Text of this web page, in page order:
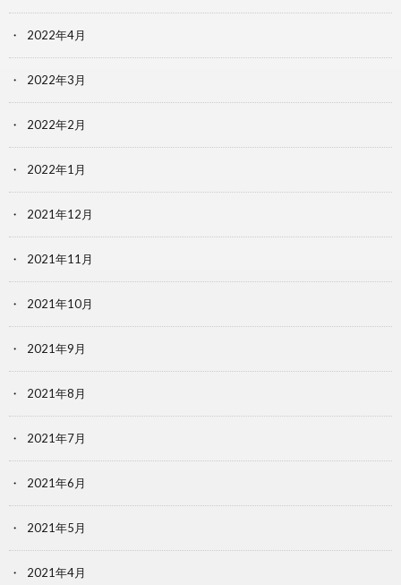
2022年4月
2022年3月
2022年2月
2022年1月
2021年12月
2021年11月
2021年10月
2021年9月
2021年8月
2021年7月
2021年6月
2021年5月
2021年4月